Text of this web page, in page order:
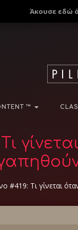
Άκουσε εδώ
™
#419: Τι γίνεται